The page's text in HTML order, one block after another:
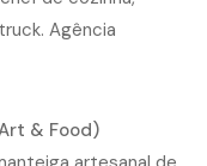
& Food)